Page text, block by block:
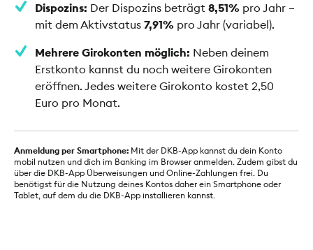
Dispozins: Der Dispozins beträgt 8,51%pro Jahr –
mit dem Aktivstatus 7,91%pro Jahr (variabel).
Mehrere Girokonten möglich: Neben deinem
Erstkonto kannst du noch weitere Girokonten
eröffnen. Jedes weitere Girokonto kostet 2,50
Euro pro Monat.
Anmeldung per Smartphone: Mit der DKB-App kannst du dein Konto
mobil nutzen und dich im Banking im Browser anmelden. Zudem gibst du
über die DKB-App Überweisungen und Online-Zahlungen frei. Du
benötigst für die Nutzung deines Kontos daher ein Smartphone oder
Tablet, auf dem du die DKB-App installieren kannst.